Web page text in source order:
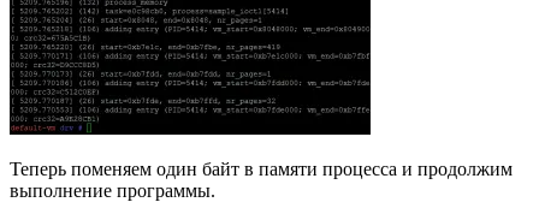
Теперь поменяем один байт в памяти процесса и продолжим
выполнение программы.